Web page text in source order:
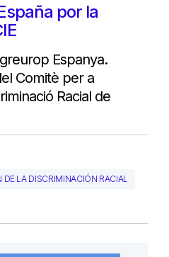
por la
Espanya.
Comitè per a
Racial de
LA DISCRIMINACIÓN RACIAL